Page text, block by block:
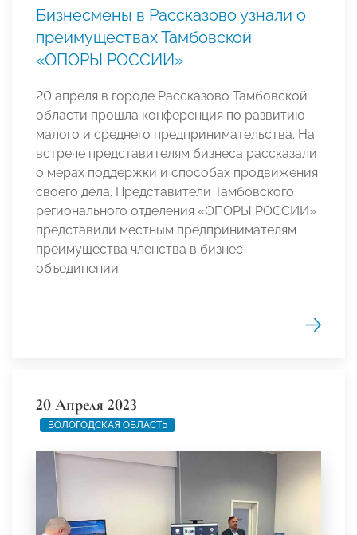
Бизнесмены в Рассказово узнали о
преимуществах Тамбовской
«ОПОРЫ РОССИИ»
20 апреля в городе Рассказово Тамбовской
области прошла конференция по развитию
малого и среднего предпринимательства. На
встрече представителям бизнеса рассказали
о мерах поддержки и способах продвижения
своего дела. Представители Тамбовского
регионального отделения «ОПОРЫ РОССИИ»
представили местным предпринимателям
преимущества членства в бизнес-
объединении.
20 Апреля 2023
ВОЛОГОДСКАЯ ОБЛАСТЬ